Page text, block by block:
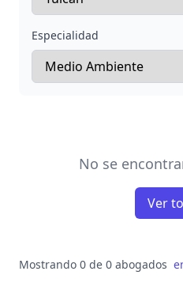
Especialidad
No se
Ver
Mostrando 0 de 0 abogados